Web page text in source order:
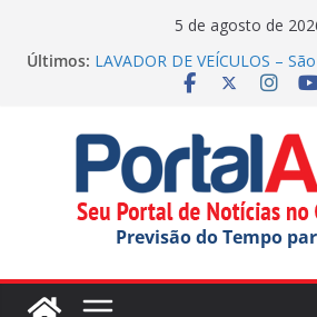
5 de agosto de
Últimos: LAVADOR DE VEÍCULOS –
(inscrições até 13/08/2026)
Festival do Chocolate terá
domingos
Incêndio em indústria química
estado
SERRALHEIRO – Santo André
Previsão do Tempo